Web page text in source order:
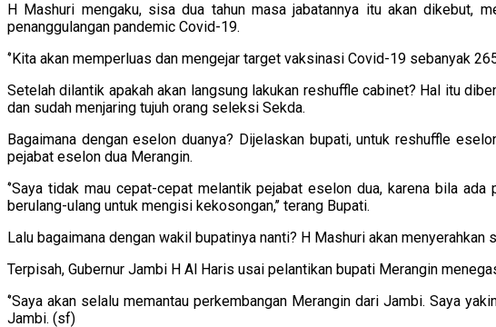
H Mashuri mengaku, sisa dua tahun masa jabatannya itu akan dikebut,
penanggulangan pandemic Covid-19.
‘’Kita akan memperluas dan mengejar target vaksinasi Covid-19 sebanyak
Setelah dilantik apakah akan langsung lakukan reshuffle cabinet? Hal itu
dan sudah menjaring tujuh orang seleksi Sekda.
Bagaimana dengan eselon duanya? Dijelaskan bupati, untuk reshuffle
pejabat eselon dua Merangin.
‘’Saya tidak mau cepat-cepat melantik pejabat eselon dua, karena bila
berulang-ulang untuk mengisi kekosongan,’’ terang Bupati.
Lalu bagaimana dengan wakil bupatinya nanti? H Mashuri akan
Terpisah, Gubernur Jambi H Al Haris usai pelantikan bupati Merangin
‘’Saya akan selalu memantau perkembangan Merangin dari Jambi. Saya
Jambi. (sf)